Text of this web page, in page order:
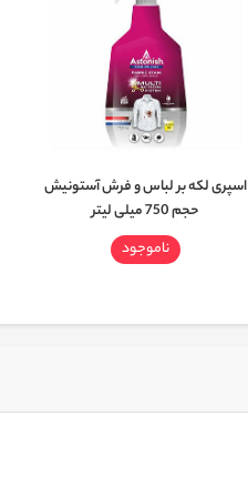
اسپری لکه بر لباس و فرش آستونیش
حجم 750 میلی لیتر
ناموجود